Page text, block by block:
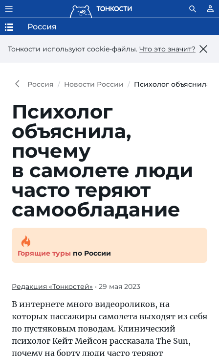
Тонкости используют сookie-файлы. Что это значит?
Россия
Россия Новости России Психолог объяснила,
Психолог
объяснила,
почему
в самолете люди
часто теряют
самообладание
Горящие туры по России
Редакция «Тонкостей» • 29 мая 2023
В интернете много видеороликов, на
которых пассажиры самолета выходят из себя
по пустяковым поводам. Клинический
психолог Кейт Мейсон рассказала The Sun,
почему на борту люди часто теряют